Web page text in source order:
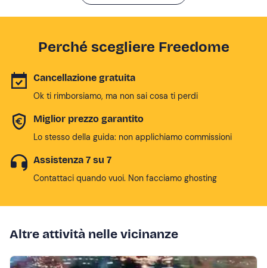
Perché scegliere Freedome
Cancellazione gratuita
Ok ti rimborsiamo, ma non sai cosa ti perdi
Miglior prezzo garantito
Lo stesso della guida: non applichiamo commissioni
Assistenza 7 su 7
Contattaci quando vuoi. Non facciamo ghosting
Altre attività nelle vicinanze